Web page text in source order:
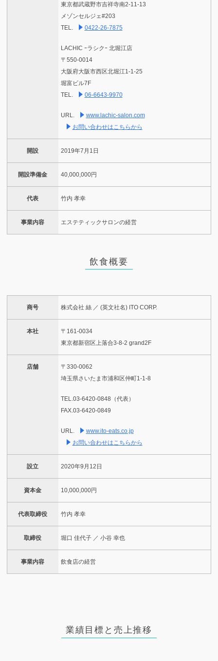
東京都武蔵野市吉祥寺南2-11-13
メゾンセルジェ#203
TEL.
0422-26-7875
LACHIC ｰラシクｰ 北堀江店
〒550-0014
大阪府大阪市西区北堀江1-1-25
堀富ビル7F
TEL.
06-6643-9970
URL.
www.lachic-salon.com
お問い合わせはこちらから
開設 2019年7月1日
開設準備金 40,000,000円
代表 竹内 孝幸
事業内容 エステティックサロンの経営
飲食概要
商号 株式会社 絲 ／ (英文社名) ITO CORP.
本社
〒161-0034
東京都新宿区上落合3-8-2 grand2F
店舗
〒330-0062
埼玉県さいたま市浦和区仲町1-1-8
TEL.03-6420-0848（代表）
FAX.03-6420-0849
URL.
www.ito-eats.co.jp
お問い合わせはこちらから
設立 2020年9月12日
資本金 10,000,000円
代表取締役 竹内 孝幸
取締役 堀口 佳代子 ／ 小谷 幸也
事業内容 飲食店の経営
業績目標と売上推移